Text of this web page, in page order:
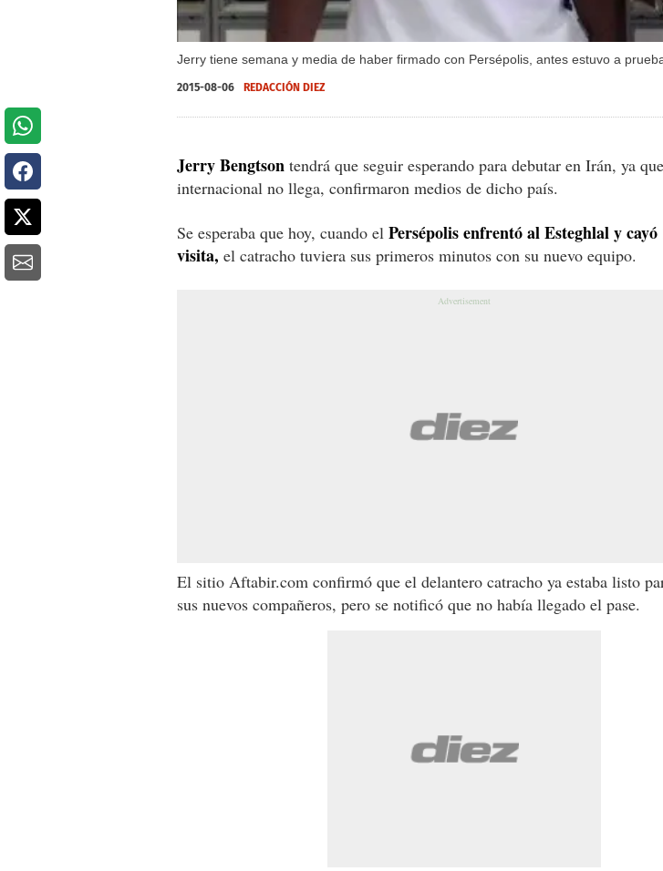
Jerry tiene semana y media de haber firmado con Persépolis, antes estuvo a
2015-08-06 REDACCIÓN DIEZ
Jerry Bengtson tendrá que seguir esperando para debutar en Irán, ya
internacional no llega, confirmaron medios de dicho país.
Se esperaba que hoy, cuando el Persépolis enfrentó al Esteghlal y cayó
visita, el catracho tuviera sus primeros minutos con su nuevo equipo.
El sitio Aftabir.com confirmó que el delantero catracho ya estaba listo
sus nuevos compañeros, pero se notificó que no había llegado el pase.